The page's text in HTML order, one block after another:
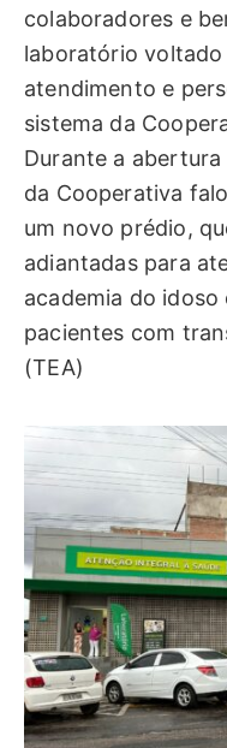
colaboradores e
laboratório
atendimento e
sistema da
Durante a
da Cooperativa
um novo prédio,
adiantadas para
academia do
pacientes com
(TEA)